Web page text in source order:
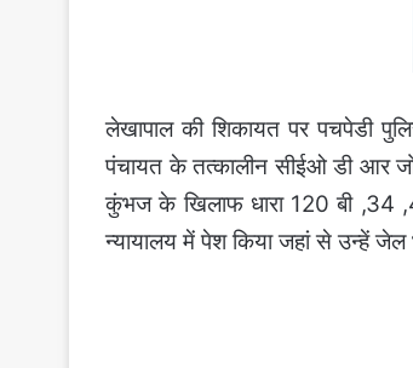
लेखापाल की शिकायत पर पचपेडी
पंचायत के तत्कालीन सीईओ डी आर
कुंभज के खिलाफ धारा 120 बी ,34
न्यायालय में पेश किया जहां से उन्हें जेल